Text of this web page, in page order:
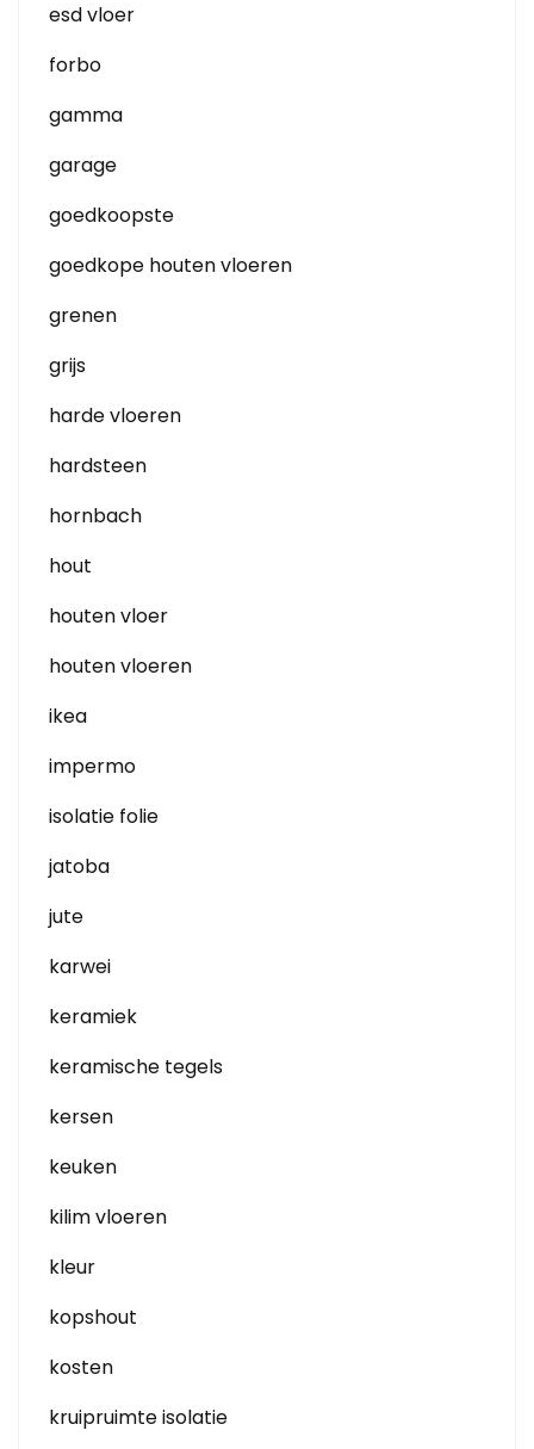
esd vloer
forbo
gamma
garage
goedkoopste
goedkope houten vloeren
grenen
grijs
harde vloeren
hardsteen
hornbach
hout
houten vloer
houten vloeren
ikea
impermo
isolatie folie
jatoba
jute
karwei
keramiek
keramische tegels
kersen
keuken
kilim vloeren
kleur
kopshout
kosten
kruipruimte isolatie